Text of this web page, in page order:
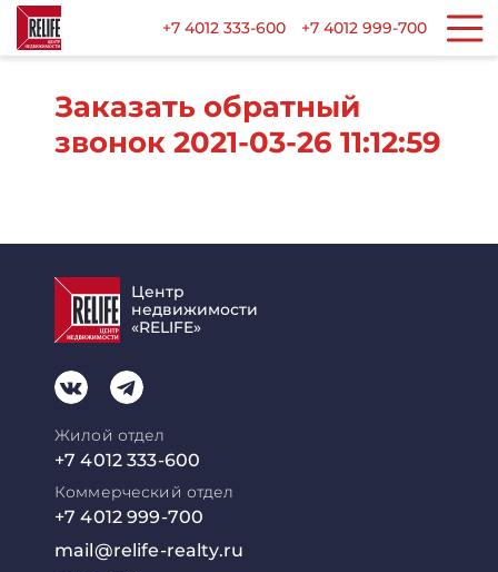
+7 4012 333-600 +7 4012 999-700
Заказать обратный
звонок 2021-03-26 11:12:59
Центр
недвижимости
«RELIFE»
Жилой отдел
+7 4012 333-600
Коммерческий отдел
+7 4012 999-700
mail@relife-realty.ru